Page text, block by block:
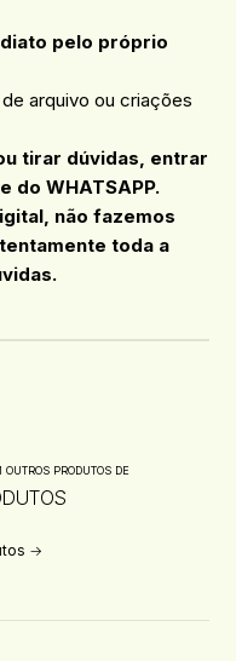
pelo próprio
arquivo ou criações
tirar dúvidas, entrar
do WHATSAPP.
não fazemos
toda a
PRODUTOS DE